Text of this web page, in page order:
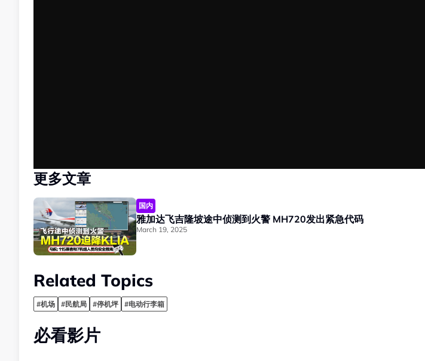
更多文章
国内
雅加达飞吉隆坡途中侦测到火警 MH720发出紧急代码
March 19, 2025
Related Topics
#机场 #民航局 #停机坪 #电动行李箱
必看影片